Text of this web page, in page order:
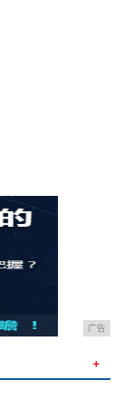
广告
＋